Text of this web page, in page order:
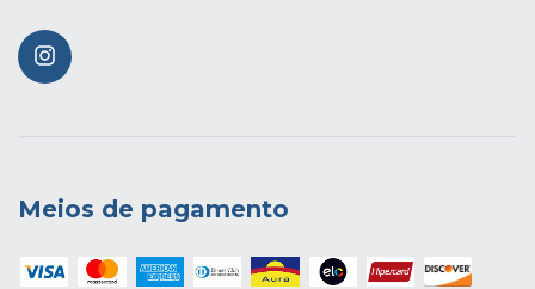
Meios de pagamento